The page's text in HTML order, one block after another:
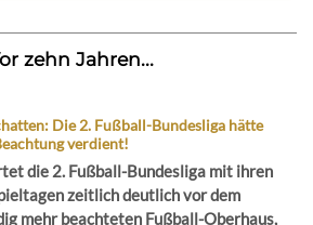
zehn Jahren...
Die 2. Fußball-Bundesliga hätte
verdient!
die 2. Fußball-Bundesliga mit ihren
zeitlich deutlich vor dem
mehr beachteten Fußball-Oberhaus,